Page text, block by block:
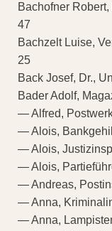
Bachofner
47
Bachzelt Luise,
25
Back Josef, Dr.,
Bader Adolf,
— Alfred,
— Alois,
— Alois,
— Alois,
— Andreas,
— Anna,
— Anna,